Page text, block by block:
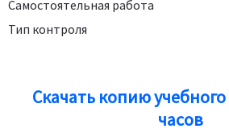
Самостоятельная работа
Тип контроля
Скачать копию
часов